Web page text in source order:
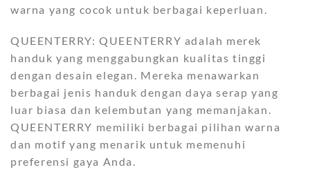
warna yang cocok untuk berbagai keperluan.
QUEENTERRY: QUEENTERRY adalah merek
handuk yang menggabungkan kualitas tinggi
dengan desain elegan. Mereka menawarkan
berbagai jenis handuk dengan daya serap yang
luar biasa dan kelembutan yang memanjakan.
QUEENTERRY memiliki berbagai pilihan warna
dan motif yang menarik untuk memenuhi
preferensi gaya Anda.